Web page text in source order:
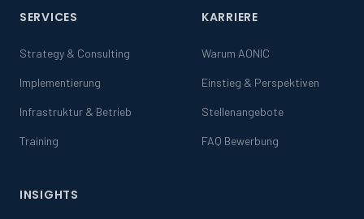
SERVICES
Strategy & Consulting
Implementierung
Infrastruktur & Betrieb
Training
KARRIERE
Warum AONIC
Einstieg & Perspektiven
Stellenangebote
FAQ Bewerbung
INSIGHTS